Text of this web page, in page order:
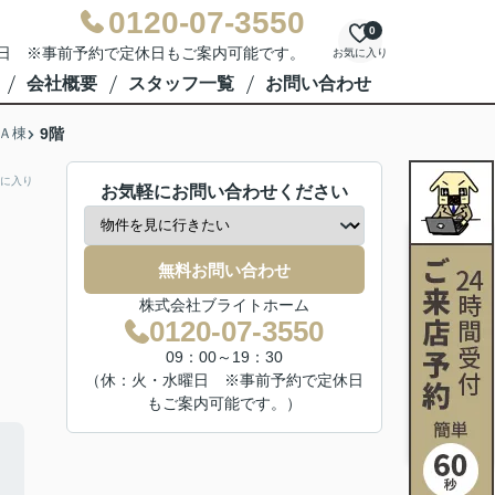
0120-07-3550
※事前予約で定休日もご案内可能です。 お気に入り
0
会社概要 スタッフ一覧 お問い合わせ
棟 9階
入り
お気軽にお問い合わせください
無料お問い合わせ
株式会社ブライトホーム
0120-07-3550
09：00～19：30
（休：火・水曜日 ※事前予約で定休日
もご案内可能です。）